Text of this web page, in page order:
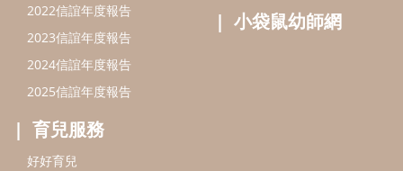
2022信誼年度報告
2023信誼年度報告
2024信誼年度報告
2025信誼年度報告
育兒服務
好好育兒
小袋鼠幼師網